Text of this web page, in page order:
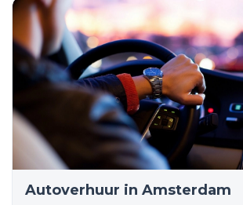
Autoverhuur in Amsterdam